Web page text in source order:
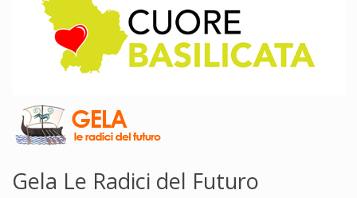
Gela Le Radici del Futuro